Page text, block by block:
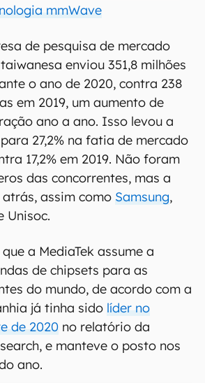
mmWave
de pesquisa de mercado
enviou 351,8 milhões
o ano de 2020, contra 238
em 2019, um aumento de
ano a ano. Isso levou a
27,2% na fatia de mercado
17,2% em 2019. Não foram
das concorrentes, mas a
assim como Samsung,
Unisoc.
a MediaTek assume a
de chipsets para as
do mundo, de acordo com a
já tinha sido líder no
de 2020 no relatório da
e manteve o posto nos
ano.